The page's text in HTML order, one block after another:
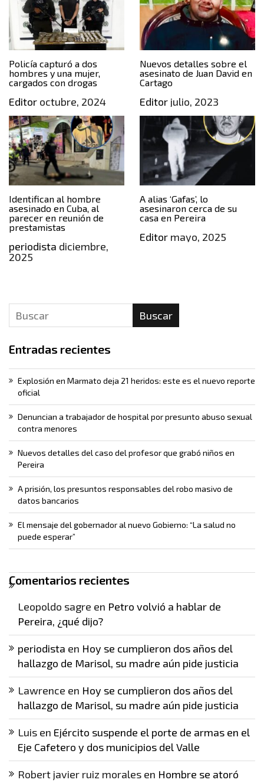
Policía capturó a dos
hombres y una mujer,
cargados con drogas
Editor octubre, 2024
Nuevos detalles sobre el
asesinato de Juan David en
Cartago
Editorjulio, 2023
Identifican al hombre
asesinado en Cuba, al
parecer en reunión de
prestamistas
periodista diciembre,
2025
A alias ‘Gafas’, lo
asesinaron cerca de su
casa en Pereira
Editormayo, 2025
Buscar
Entradas recientes
Explosión en Marmato deja 21 heridos: este es el nuevo reporte
oficial
Denuncian a trabajador de hospital por presunto abuso sexual
contra menores
Nuevos detalles del caso del profesor que grabó niños en
Pereira
A prisión, los presuntos responsables del robo masivo de
datos bancarios
El mensaje del gobernador al nuevo Gobierno: “La salud no
puede esperar”
Comentarios recientes
Leopoldo sagre en Petro volvió a hablar de
Pereira, ¿qué dijo?
periodista en Hoy se cumplieron dos años del
hallazgo de Marisol, su madre aún pide justicia
Lawrence en Hoy se cumplieron dos años del
hallazgo de Marisol, su madre aún pide justicia
Luis en Ejército suspende el porte de armas en el
Eje Cafetero y dos municipios del Valle
Robert javier ruiz morales en Hombre se atoró